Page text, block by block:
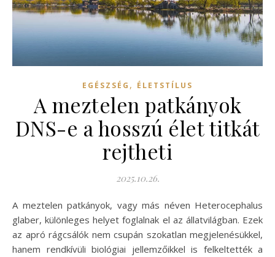
EGÉSZSÉG , ÉLETSTÍLUS
A meztelen patkányok
DNS-e a hosszú élet titkát
rejtheti
2025.10.26.
A meztelen patkányok, vagy más néven Heterocephalus
glaber, különleges helyet foglalnak el az állatvilágban. Ezek
az apró rágcsálók nem csupán szokatlan megjelenésükkel,
hanem rendkívüli biológiai jellemzőikkel is felkeltették a